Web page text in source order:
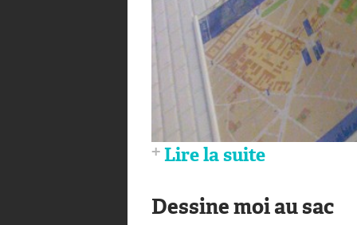
Lire la suite
Dessine moi au sac